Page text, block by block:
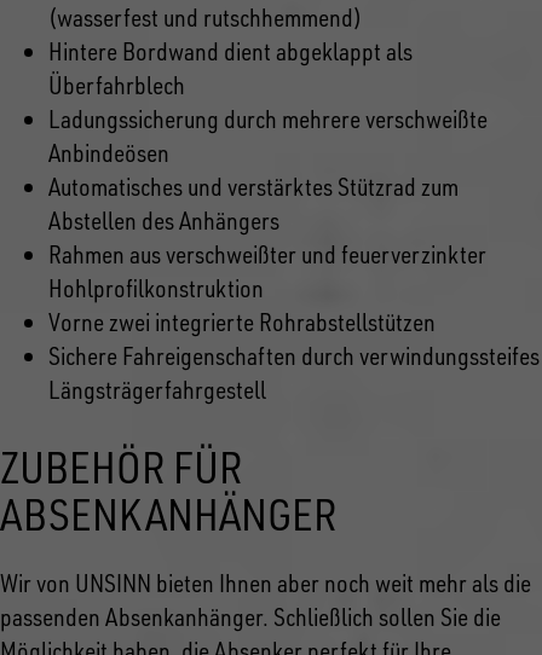
(wasserfest und rutschhemmend)
Hintere Bordwand dient abgeklappt als
Überfahrblech
Ladungssicherung durch mehrere verschweißte
Anbindeösen
Automatisches und verstärktes Stützrad zum
Abstellen des Anhängers
Rahmen aus verschweißter und feuerverzinkter
Hohlprofilkonstruktion
Vorne zwei integrierte Rohrabstellstützen
Sichere Fahreigenschaften durch verwindungssteifes
Längsträgerfahrgestell
ZUBEHÖR FÜR
ABSENKANHÄNGER
Wir von UNSINN bieten Ihnen aber noch weit mehr als die
passenden Absenkanhänger. Schließlich sollen Sie die